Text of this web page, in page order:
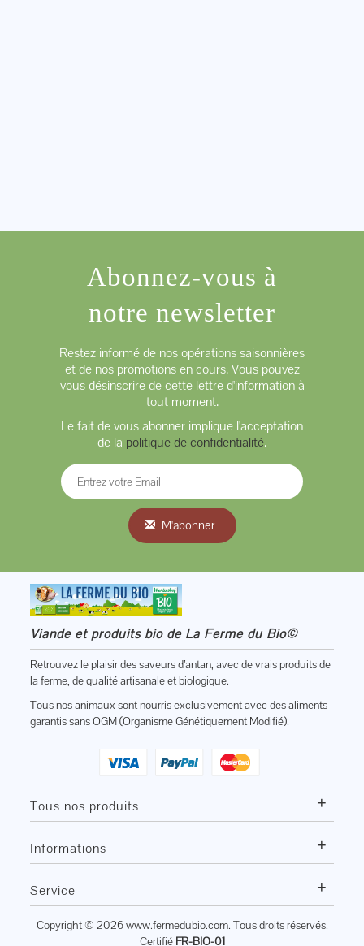
Abonnez-vous à
notre newsletter
Restez informé de nos opérations saisonnières
et de nos promotions en cours. Vous pouvez
vous désinscrire de cette lettre d'information à
tout moment.
Le fait de vous abonner implique l'acceptation
de la politique de confidentialité.
M'abonner
Viande et produits bio de La Ferme du Bio©
Retrouvez le plaisir des saveurs d’antan, avec de vrais produits de
la ferme, de qualité artisanale et biologique.
Tous nos animaux sont nourris exclusivement avec des aliments
garantis sans OGM (Organisme Génétiquement Modifié).
Tous nos produits +
Informations +
Service +
Copyright © 2026www.fermedubio.com. Tous droits réservés.
Certifié FR-BIO-01